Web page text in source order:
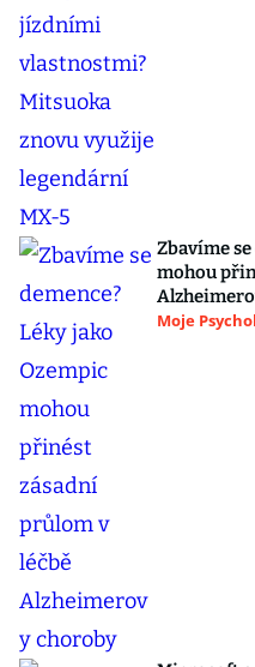
Zbavíme
mohou
Moje